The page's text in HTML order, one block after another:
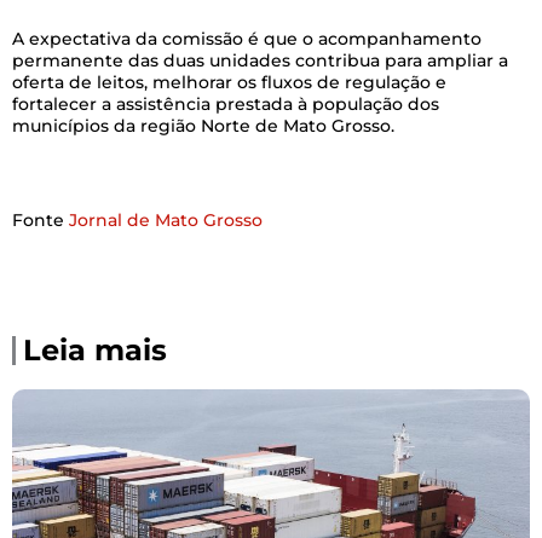
A expectativa da comissão é que o acompanhamento
permanente das duas unidades contribua para ampliar a
oferta de leitos, melhorar os fluxos de regulação e
fortalecer a assistência prestada à população dos
municípios da região Norte de Mato Grosso.
Fonte Jornal de Mato Grosso
Leia mais